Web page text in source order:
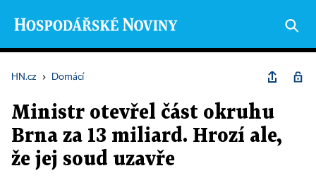
HN.cz › Domácí
Ministr otevřel část okruhu
Brna za 13 miliard. Hrozí ale,
že jej soud uzavře